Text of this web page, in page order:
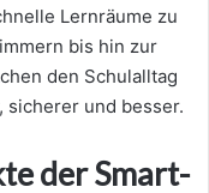
Lernräume zu
bis hin zur
den Schulalltag
sicherer und besser.
der Smart-